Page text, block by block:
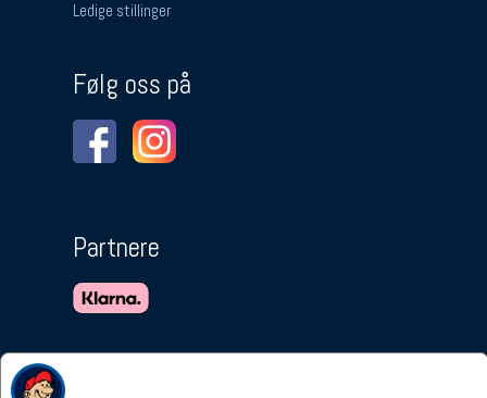
Ledige stillinger
Følg oss på
Partnere